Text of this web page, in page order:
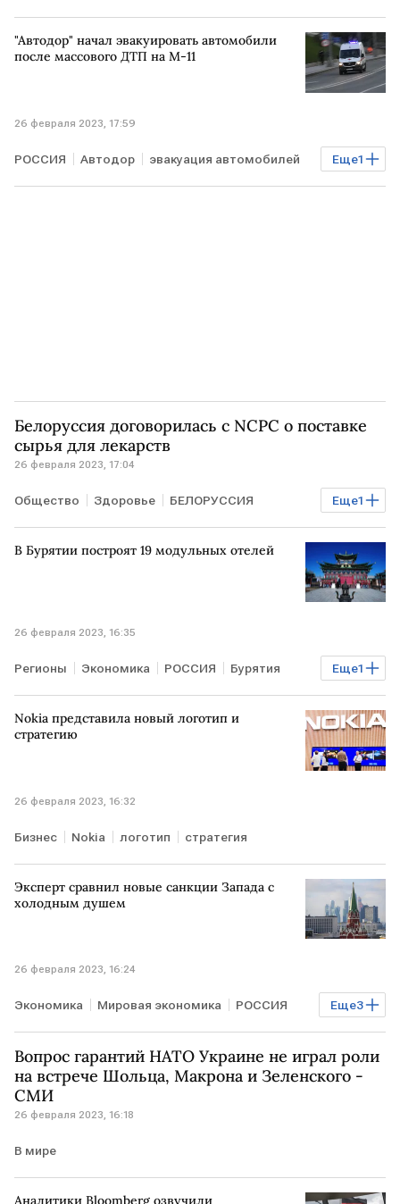
"Автодор" начал эвакуировать автомобили
после массового ДТП на М-11
26 февраля 2023, 17:59
Еще1
РОССИЯ Автодор эвакуация автомобилей
ДТП
Белоруссия договорилась с NCPC о поставке
сырья для лекарств
26 февраля 2023, 17:04
Еще1
Общество Здоровье БЕЛОРУССИЯ
Фармацевтика
В Бурятии построят 19 модульных отелей
26 февраля 2023, 16:35
Еще1
Регионы Экономика РОССИЯ Бурятия
модульный отель
Nokia представила новый логотип и
стратегию
26 февраля 2023, 16:32
Бизнес Nokia логотип стратегия
Эксперт сравнил новые санкции Запада с
холодным душем
26 февраля 2023, 16:24
Еще3
Экономика Мировая экономика РОССИЯ
санкции против РФ импортозамещение
расчеты
Вопрос гарантий НАТО Украине не играл роли
на встрече Шольца, Макрона и Зеленского -
СМИ
26 февраля 2023, 16:18
В мире
Аналитики Bloomberg озвучили